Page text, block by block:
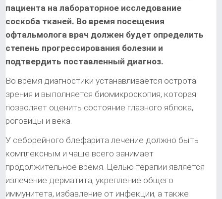
пациента на лабораторное исследование
соскоба тканей. Во время посещения
офтальмолога врач должен будет определить
степень прогрессирования болезни и
подтвердить поставленный диагноз.
Во время диагностики устанавливается острота
зрения и выполняется биомикроскопия, которая
позволяет оценить состояние глазного яблока,
роговицы и века.
У себорейного блефарита лечение должно быть
комплексным и чаще всего занимает
продолжительное время. Целью терапии является
излечение дерматита, укрепление общего
иммунитета, избавление от инфекции, а также